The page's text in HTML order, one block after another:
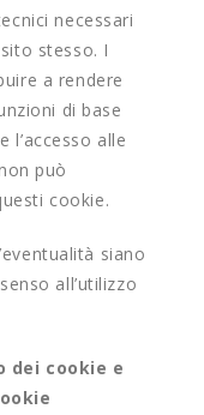
necessari
stesso. I
a rendere
di base
l’accesso alle
può
cookie.
siano
all’utilizzo
dei cookie e